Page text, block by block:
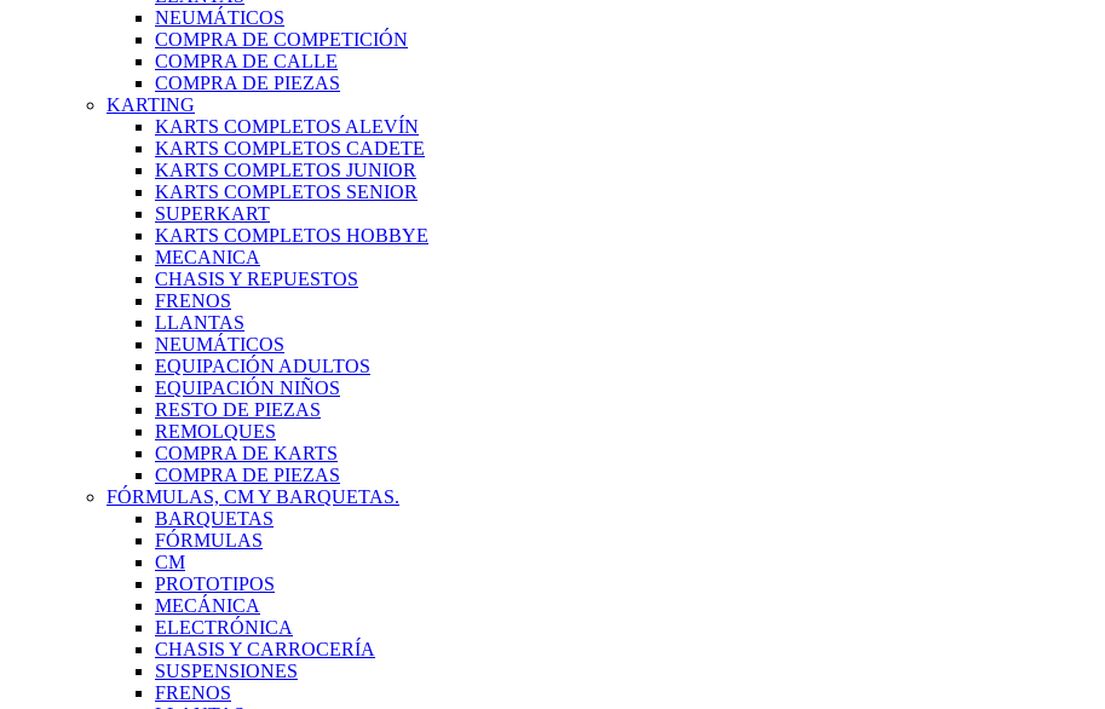
NEUMÁTICOS
COMPRA DE COMPETICIÓN
COMPRA DE CALLE
COMPRA DE PIEZAS
KARTING
KARTS COMPLETOS ALEVÍN
KARTS COMPLETOS CADETE
KARTS COMPLETOS JUNIOR
KARTS COMPLETOS SENIOR
SUPERKART
KARTS COMPLETOS HOBBYE
MECANICA
CHASIS Y REPUESTOS
FRENOS
LLANTAS
NEUMÁTICOS
EQUIPACIÓN ADULTOS
EQUIPACIÓN NIÑOS
RESTO DE PIEZAS
REMOLQUES
COMPRA DE KARTS
COMPRA DE PIEZAS
FÓRMULAS, CM Y BARQUETAS.
BARQUETAS
FÓRMULAS
CM
PROTOTIPOS
MECÁNICA
ELECTRÓNICA
CHASIS Y CARROCERÍA
SUSPENSIONES
FRENOS